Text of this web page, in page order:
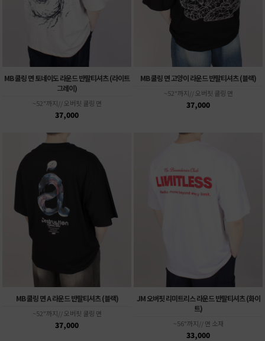
MB 쿨링 면 토네이도 라운드 반팔티셔츠 (라이트
그레이)
~52"까지// 오버핏 쿨링 면
37,000
MB 쿨링 면 고양이 라운드 반팔티셔츠 (블랙)
~52"까지// 오버핏 쿨링 면
37,000
MB 쿨링 면 A 라운드 반팔티셔츠 (블랙)
~52"까지// 오버핏 쿨링 면
37,000
JM 오버핏 리미트리스 라운드 반팔티셔츠 (화이
트)
~56"까지// 면 소재
33,000